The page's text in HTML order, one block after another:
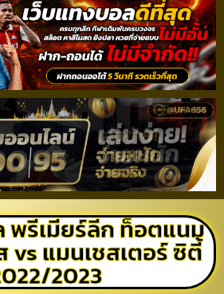
พรีเมียร์ลีก ท็อตแนม
vs แมนเชสเตอร์ ซิตี้
2023